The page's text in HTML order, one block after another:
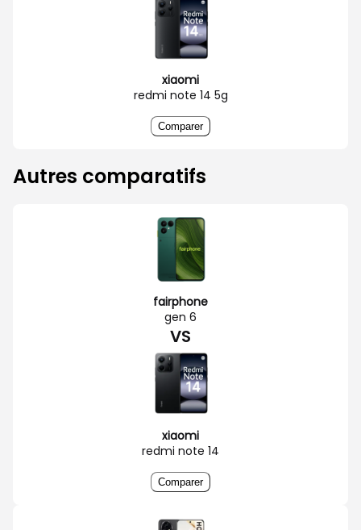
xiaomi
redmi note 14 5g
Comparer
Autres comparatifs
fairphone
gen 6
VS
xiaomi
redmi note 14
Comparer